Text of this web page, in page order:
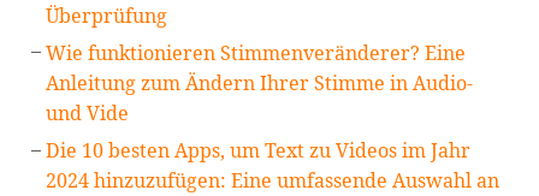
Überprüfung
Wie funktionieren Stimmenveränderer? Eine
Anleitung zum Ändern Ihrer Stimme in Audio-
und Vide
Die 10 besten Apps, um Text zu Videos im Jahr
2024 hinzuzufügen: Eine umfassende Auswahl an